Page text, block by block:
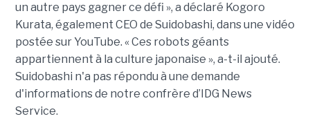
un autre pays gagner ce défi », a déclaré Kogoro
Kurata, également CEO de Suidobashi, dans une vidéo
postée sur YouTube. « Ces robots géants
appartiennent à la culture japonaise », a-t-il ajouté.
Suidobashi n'a pas répondu à une demande
d'informations de notre confrère d’IDG News
Service.